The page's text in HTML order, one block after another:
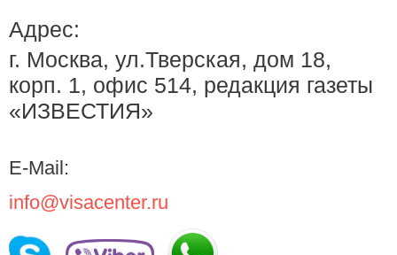
Адрес:
г. Москва, ул.Тверская, дом 18,
корп. 1, офис 514, редакция газеты
«ИЗВЕСТИЯ»
E-Mail:
info@visacenter.ru